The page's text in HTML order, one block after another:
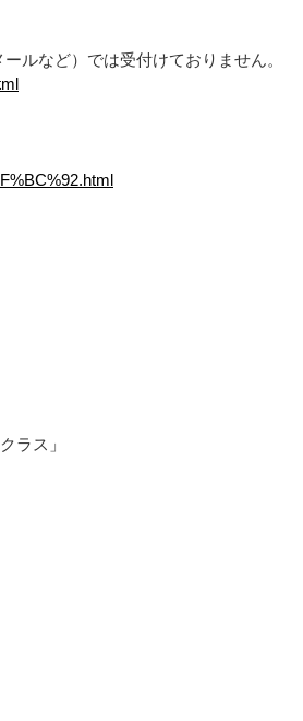
ルなど）では受付けておりません。
ラス」